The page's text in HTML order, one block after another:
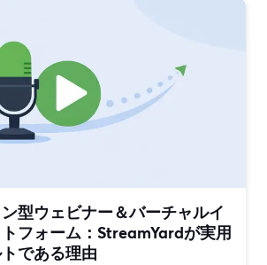
型ウェビナー＆バーチャルイ
フォーム：StreamYardが実用
である理由